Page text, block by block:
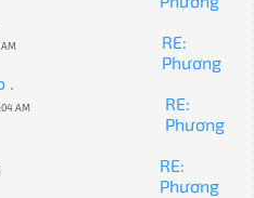
RE:
Phương
.
AM
RE:
Phương
RE:
Phương